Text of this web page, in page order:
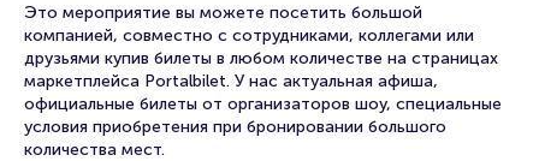
Это мероприятие вы можете посетить большой
компанией, совместно с сотрудниками, коллегами или
друзьями купив билеты в любом количестве на страницах
маркетплейса Portalbilet. У нас актуальная афиша,
официальные билеты от организаторов шоу, специальные
условия приобретения при бронировании большого
количества мест.